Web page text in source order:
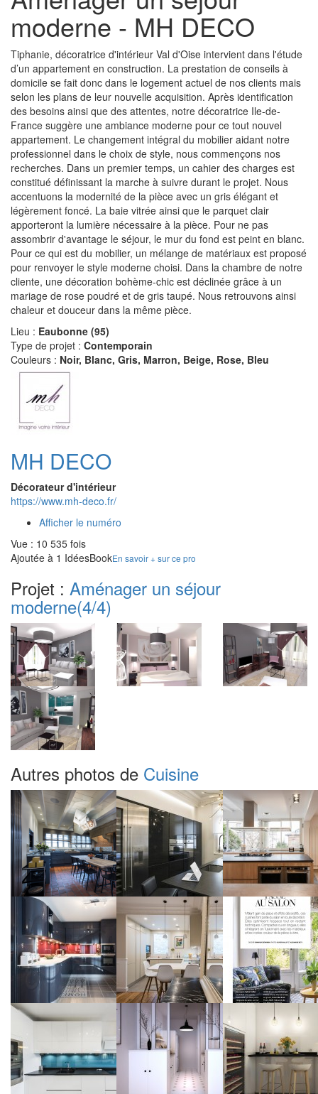
moderne - MH DECO
Tiphanie, décoratrice d'intérieur Val d'Oise intervient dans l'étude
d’un appartement en construction. La prestation de conseils à
domicile se fait donc dans le logement actuel de nos clients mais
selon les plans de leur nouvelle acquisition. Après identification
des besoins ainsi que des attentes, notre décoratrice Ile-de-
France suggère une ambiance moderne pour ce tout nouvel
appartement. Le changement intégral du mobilier aidant notre
professionnel dans le choix de style, nous commençons nos
recherches. Dans un premier temps, un cahier des charges est
constitué définissant la marche à suivre durant le projet. Nous
accentuons la modernité de la pièce avec un gris élégant et
légèrement foncé. La baie vitrée ainsi que le parquet clair
apporteront la lumière nécessaire à la pièce. Pour ne pas
assombrir d'avantage le séjour, le mur du fond est peint en blanc.
Pour ce qui est du mobilier, un mélange de matériaux est proposé
pour renvoyer le style moderne choisi. Dans la chambre de notre
cliente, une décoration bohème-chic est déclinée grâce à un
mariage de rose poudré et de gris taupé. Nous retrouvons ainsi
chaleur et douceur dans la même pièce.
Lieu : Eaubonne (95)
Type de projet : Contemporain
Couleurs : Noir, Blanc, Gris, Marron, Beige, Rose, Bleu
MH DECO
Décorateur d'intérieur
https://www.mh-deco.fr/
Afficher le numéro
Vue : 10 535 fois
Ajoutée à 1 IdéesBookEn savoir + sur ce pro
Projet : Aménager un séjour
moderne(4/4)
Autres photos de Cuisine